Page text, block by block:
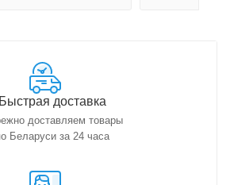
Быстрая доставка
доставляем товары
Беларуси за 24 часа